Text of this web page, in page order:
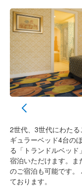
2世代、3世代にわた
ギュラーベッド4台の
る「トランドルベッ
宿泊いただけます。
のご宿泊も可能です。
ております。